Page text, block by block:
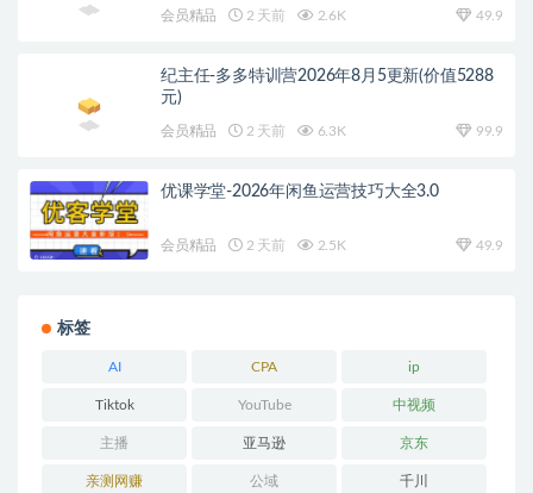
会员精品 2 天前 2.6K 49.9
纪主任-多多特训营2026年8月5更新(价值5288
元)
会员精品 2 天前 6.3K 99.9
优课学堂-2026年闲鱼运营技巧大全3.0
会员精品 2 天前 2.5K 49.9
标签
AI CPA ip
Tiktok YouTube 中视频
主播 亚马逊 京东
亲测网赚 公域 千川